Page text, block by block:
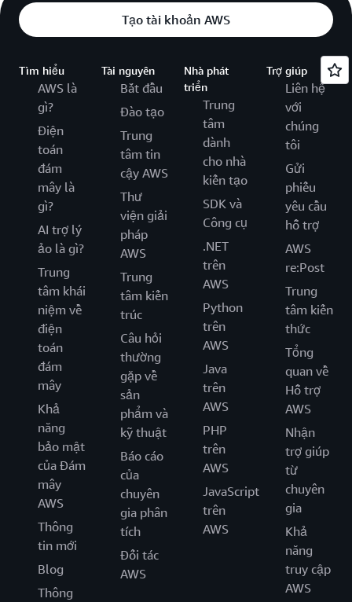
Tạo tài khoản AWS
Tìm hiểu
AWS là
gì?
Điện
toán
đám
mây là
gì?
AI trợ lý
ảo là gì?
Trung
tâm khái
niệm về
điện
toán
đám
mây
Khả
năng
bảo mật
của Đám
mây
AWS
Thông
tin mới
Blog
Thông
Tài nguyên
Bắt đầu
Đào tạo
Trung
tâm tin
cậy AWS
Thư
viện giải
pháp
AWS
Trung
tâm kiến
trúc
Câu hỏi
thường
gặp về
sản
phẩm và
kỹ thuật
Báo cáo
của
chuyên
gia phân
tích
Đối tác
AWS
Nhà phát
triển
Trung
tâm
dành
cho nhà
kiến tạo
SDK và
Công cụ
.NET
trên
AWS
Python
trên
AWS
Java
trên
AWS
PHP
trên
AWS
JavaScript
trên
AWS
Trợ giúp
Liên hệ
với
chúng
tôi
Gửi
phiếu
yêu cầu
hỗ trợ
AWS
re:Post
Trung
tâm kiến
thức
Tổng
quan về
Hỗ trợ
AWS
Nhận
trợ giúp
từ
chuyên
gia
Khả
năng
truy cập
AWS